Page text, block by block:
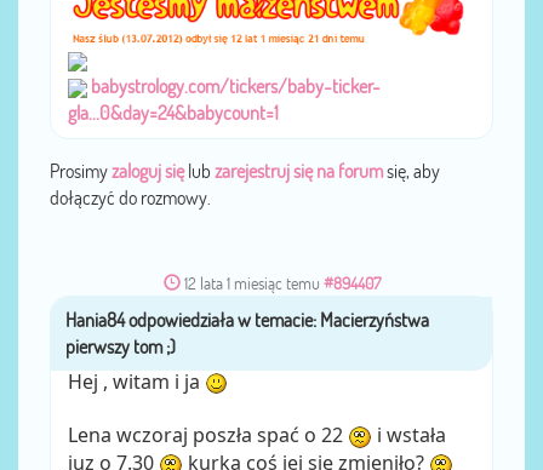
babystrology.com/tickers/baby-ticker-
gla...0&day=24&babycount=1
Prosimyzaloguj sięlub zarejestruj się na forumsię, aby
dołączyć do rozmowy.
12 lata 1 miesiąc temu #894407
przezHania84
Hej , witam i ja
Lena wczoraj poszła spać o 22
i wstała
juz o 7.30
kurka coś jej się zmieniło?